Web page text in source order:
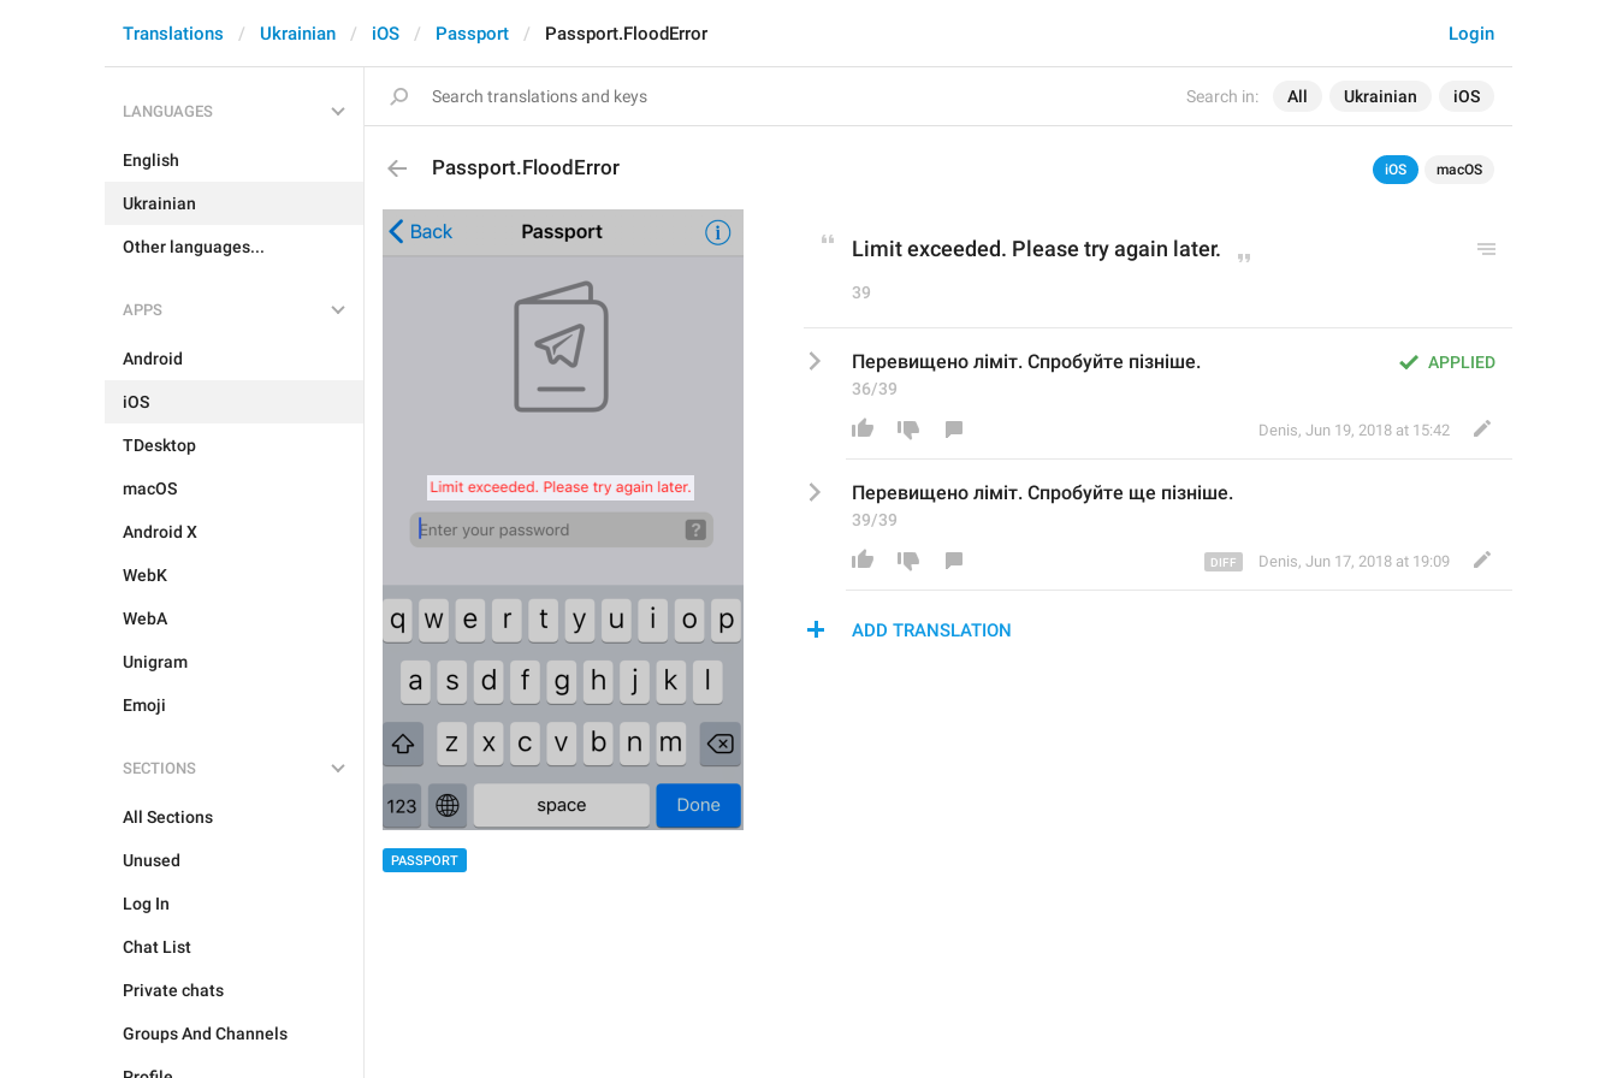
Search in: All Ukrainian iOS
Login
Translations Ukrainian iOS Passport Passport.FloodError
LANGUAGES
English
Ukrainian
Other languages...
APPS
Android
iOS
TDesktop
macOS
Android X
WebK
WebA
Unigram
Emoji
SECTIONS
All Sections
Unused
Log In
Chat List
Private chats
Groups And Channels
Passport.FloodError iOS macOS
PASSPORT
Limit exceeded. Please try again later.
39
APPLIED
Перевищено ліміт. Спробуйте пізніше.
36/39
Denis, Jun 19, 2018 at 15:42
Перевищено ліміт. Спробуйте ще пізніше.
39/39
Denis, Jun 17, 2018 at 19:09
ADD TRANSLATION